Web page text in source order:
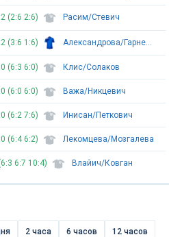
(2:6 2:6) Расим/Стевич
(3:6 1:6) Александрова/Гарневска
(6:3 6:0) Клис/Солаков
(6:0 6:0) Важа/Никцевич
(6:2 7:6) Инисан/Петкович
(6:4 6:2) Лекомцева/Мозгалева
6:7 10:4) Влайич/Ковган
2 часа 6 часов 12 часов